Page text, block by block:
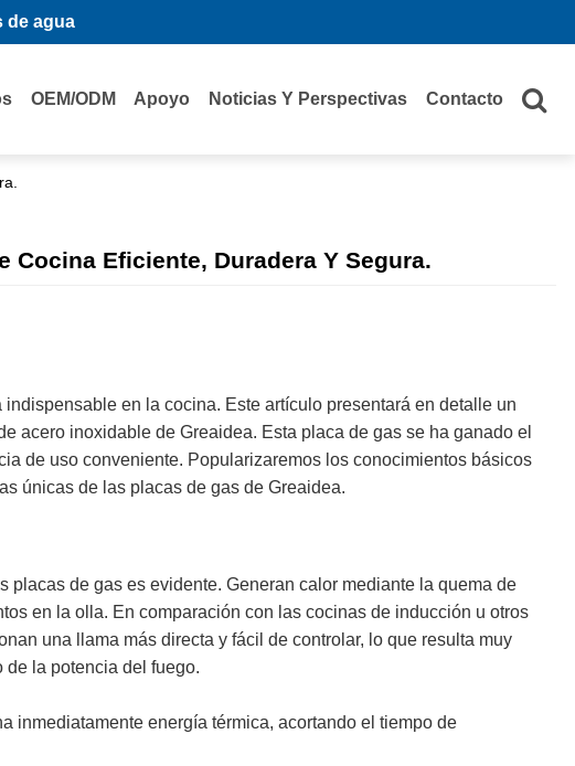
de agua
OEM/ODM Apoyo Noticias Y Perspectivas Contacto
Cocina Eficiente, Duradera Y Segura.
en la cocina. Este artículo presentará en detalle un
acero inoxidable de Greaidea. Esta placa de gas se ha ganado el
de uso conveniente. Popularizaremos los conocimientos básicos
únicas de las placas de gas de Greaidea.
de gas es evidente. Generan calor mediante la quema de
en la olla. En comparación con las cocinas de inducción u otros
una llama más directa y fácil de controlar, lo que resulta muy
la potencia del fuego.
inmediatamente energía térmica, acortando el tiempo de